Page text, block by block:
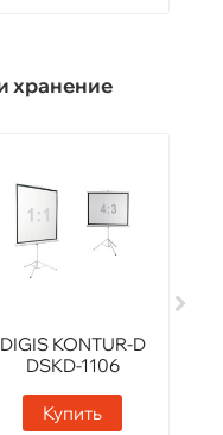
хранение
DIGIS KONTUR-D
DSKD-1106
Купить